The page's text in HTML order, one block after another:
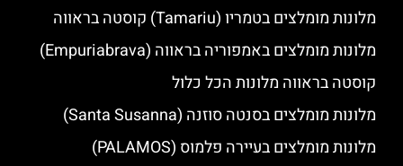
מלונות מומלצים בטמריו (Tamariu) קוסטה בראווה
מלונות מומלצים באמפוריה בראווה (Empuriabrava)
קוסטה בראווה מלונות הכל כלול
מלונות מומלצים בסנטה סוזנה (Santa Susanna)
מלונות מומלצים בעיירה פלמוס (PALAMOS)